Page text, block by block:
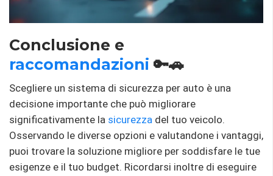
Conclusione e
raccomandazioni 🔑🚗
Scegliere un sistema di sicurezza per auto è una
decisione importante che può migliorare
significativamente la sicurezza del tuo veicolo.
Osservando le diverse opzioni e valutandone i vantaggi,
puoi trovare la soluzione migliore per soddisfare le tue
esigenze e il tuo budget. Ricordarsi inoltre di eseguire